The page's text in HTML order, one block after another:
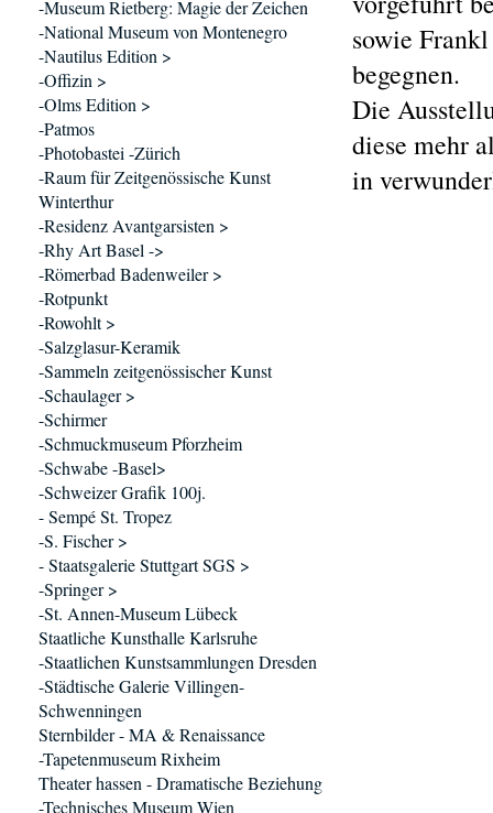
sowie
begegnen.
Die
diese mehr
in
-Museum Rietberg: Magie der Zeichen
-National Museum von Montenegro
-Nautilus Edition >
-Offizin >
-Olms Edition >
-Patmos
-Photobastei -Zürich
-Raum für Zeitgenössische Kunst
Winterthur
-Residenz Avantgarsisten >
-Rhy Art Basel ->
-Römerbad Badenweiler >
-Rotpunkt
-Rowohlt >
-Salzglasur-Keramik
-Sammeln zeitgenössischer Kunst
-Schaulager >
-Schirmer
-Schmuckmuseum Pforzheim
-Schwabe -Basel>
-Schweizer Grafik 100j.
- Sempé St. Tropez
-S. Fischer >
- Staatsgalerie Stuttgart SGS >
-Springer >
-St. Annen-Museum Lübeck
Staatliche Kunsthalle Karlsruhe
-Staatlichen Kunstsammlungen Dresden
-Städtische Galerie Villingen-
Schwenningen
Sternbilder - MA & Renaissance
-Tapetenmuseum Rixheim
Theater hassen - Dramatische Beziehung
-Technisches Museum Wien